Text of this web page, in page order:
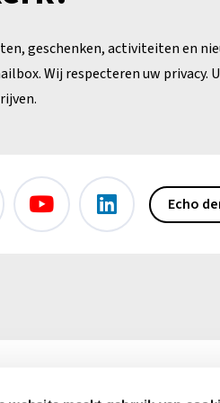
geschenken, activiteiten en
Wij respecteren uw privacy.
Echo